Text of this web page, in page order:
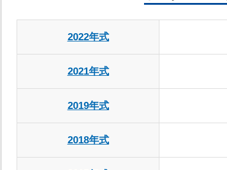
2022年式
2021年式
2019年式
2018年式